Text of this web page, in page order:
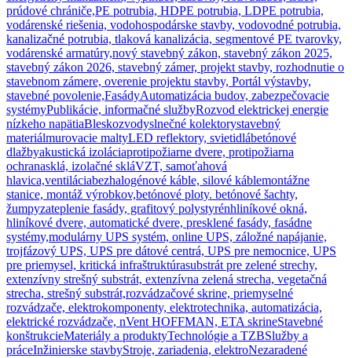
prúdové chrániče,PE potrubia, HDPE potrubia, LDPE potrubia,
vodárenské riešenia, vodohospodárske stavby, vodovodné potrubia,
kanalizačné potrubia, tlaková kanalizácia, segmentové PE tvarovky,
vodárenské armatúry,nový stavebný zákon, stavebný zákon 2025,
stavebný zákon 2026, stavebný zámer, projekt stavby, rozhodnutie o
stavebnom zámere, overenie projektu stavby, Portál výstavby,
stavebné povolenie,FasádyAutomatizácia budov, zabezpečovacie
systémyPublikácie, informačné službyRozvod elektrickej energie
nízkeho napätiaBleskozvodyslnečné kolektorystavebný
materiálmurovacie maltyLED reflektory, svietidlábetónové
dlažbyakustická izoláciaprotipožiarne dvere, protipožiarna
ochranasklá, izolačné skláVZT, samoťahová
hlavica,ventiláciabezhalogénové káble, silové káblemontážne
stanice, montáž výrobkov,betónové ploty. betónové šachty,
žumpyzateplenie fasády, grafitový polystyrénhliníkové okná,
hliníkové dvere, automatické dvere, presklené fasády, fasádne
systémy,modulárny UPS systém, online UPS, záložné napájanie,
trojfázový UPS, UPS pre dátové centrá, UPS pre nemocnice, UPS
pre priemysel, kritická infraštruktúrasubstrát pre zelené strechy,
extenzívny strešný substrát, extenzívna zelená strecha, vegetačná
strecha, strešný substrát,rozvádzačové skrine, priemyselné
rozvádzače, elektrokomponenty, elektrotechnika, automatizácia,
elektrické rozvádzače, nVent HOFFMAN, ETA skrineStavebné
konštrukcieMateriály a produktyTechnológie a TZBSlužby a
práceInžinierske stavbyStroje, zariadenia, elektroNezaradené